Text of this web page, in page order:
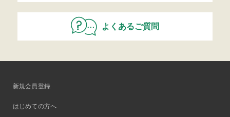
よくあるご質問
新規会員登録
はじめての方へ